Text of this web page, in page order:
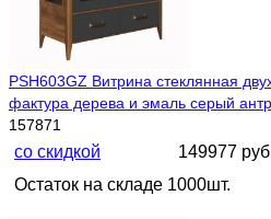
PSH603GZ Витрина стеклянная
фактура дерева и эмаль серый
157871
со скидкой
149977
Остаток на складе 1000шт.